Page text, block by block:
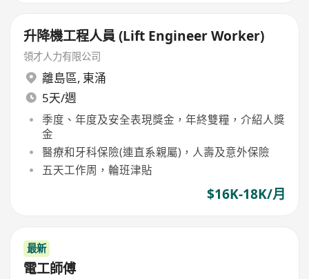
升降機工程人員 (Lift Engineer Worker)
領才人力有限公司
離島區, 東涌
5天/週
季度、年度及安全表現獎金，年終雙糧，介紹人獎
金
醫療和牙科保險(連直系親屬)，人壽及意外保險
五天工作周，輪班津貼
$16K-18K/月
最新
電工師傅